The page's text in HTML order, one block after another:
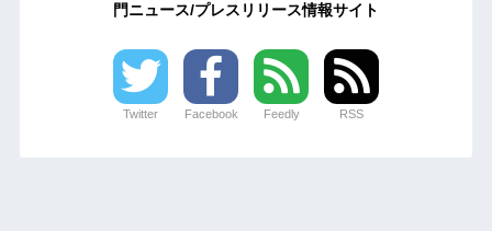
門ニュース/プレスリリース情報サイト
Twitter Facebook Feedly RSS